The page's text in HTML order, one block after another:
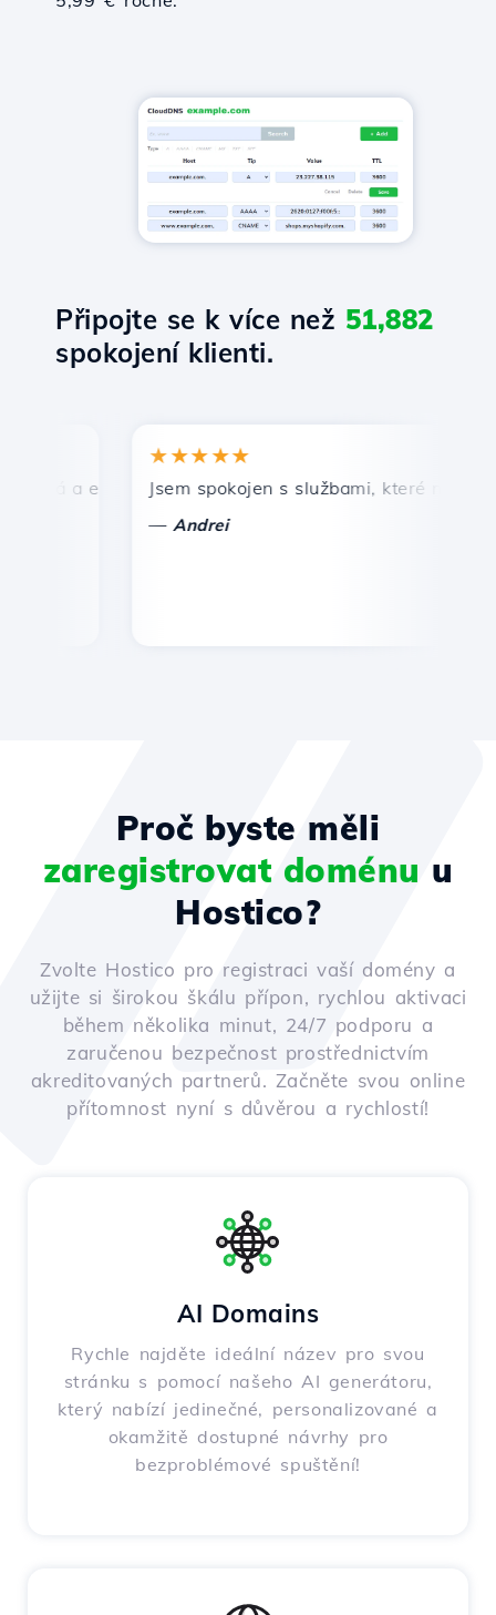
Připojte se k více než 51,882
spokojení klienti.
a efektivní technická podpora.
★★★★★
Jsem spokojen s službami, které nabízí
Andrei
Proč byste měli
zaregistrovat doménu u
Hostico?
Zvolte Hostico pro registraci vaší domény a
užijte si širokou škálu přípon, rychlou aktivaci
během několika minut, 24/7 podporu a
zaručenou bezpečnost prostřednictvím
akreditovaných partnerů. Začněte svou online
přítomnost nyní s důvěrou a rychlostí!
AI Domains
Rychle najděte ideální název pro svou
stránku s pomocí našeho AI generátoru,
který nabízí jedinečné, personalizované a
okamžitě dostupné návrhy pro
bezproblémové spuštění!